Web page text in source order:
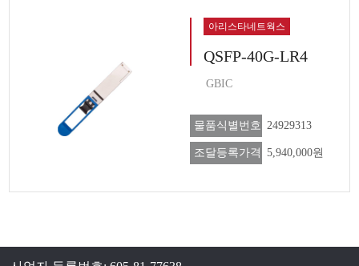
아리스타네트웍스
QSFP-40G-LR4
GBIC
물품식별번호 24929313
조달등록가격 5,940,000원